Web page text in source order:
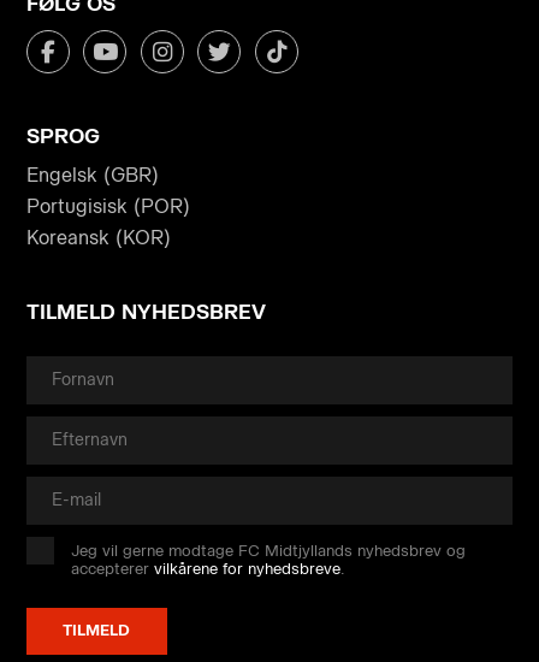
SPROG
Engelsk (GBR)
Portugisisk (POR)
Koreansk (KOR)
TILMELD NYHEDSBREV
Jeg vil gerne modtage FC Midtjyllands nyhedsbrev og
accepterervilkårene for nyhedsbreve.